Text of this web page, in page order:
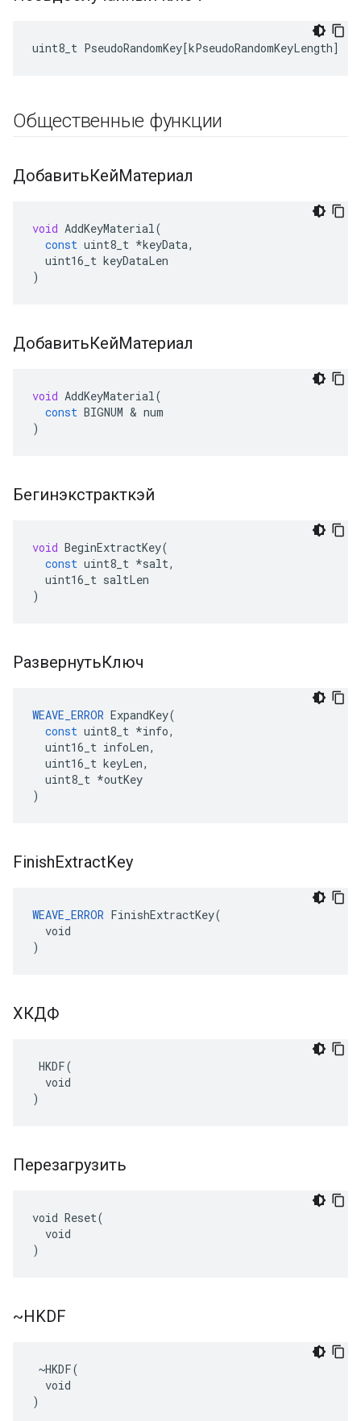
uint8_t PseudoRandomKey[kPseudoRandomKeyLength]
Общественные функции
ДобавитьКейМатериал
void AddKeyMaterial(
const uint8_t *keyData,
uint16_t keyDataLen
)
ДобавитьКейМатериал
void AddKeyMaterial(
const BIGNUM & num
)
Бегинэкстракткэй
void BeginExtractKey(
const uint8_t *salt,
uint16_t saltLen
)
РазвернутьКлюч
WEAVE_ERROR ExpandKey(
const uint8_t *info,
uint16_t infoLen,
uint16_t keyLen,
uint8_t *outKey
)
FinishExtractKey
WEAVE_ERROR FinishExtractKey(
  void
)
ХКДФ
HKDF(
  void
)
Перезагрузить
void Reset(
  void
)
~HKDF
~HKDF(
  void
)